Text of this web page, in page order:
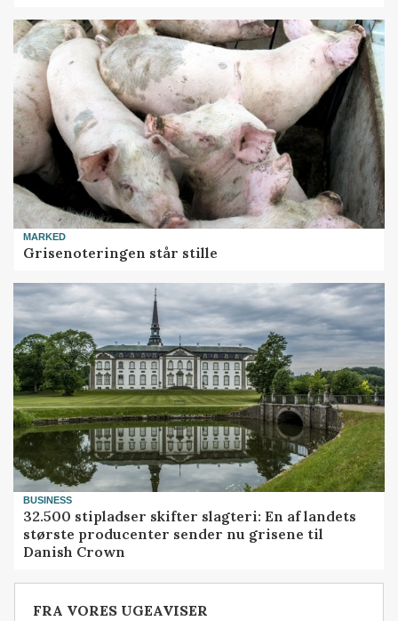
MARKED
Grisenoteringen står stille
BUSINESS
32.500 stipladser skifter slagteri: En af landets
største producenter sender nu grisene til
Danish Crown
FRA VORES UGEAVISER